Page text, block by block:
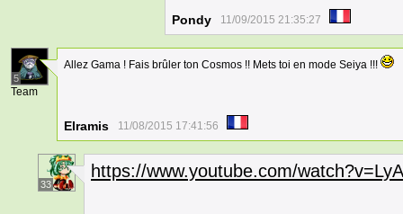
Pondy 11/09/2015 21:35:27
5
Team
Allez Gama ! Fais brûler ton Cosmos !! Mets toi en mode Seiya !!!
Elramis 11/08/2015 17:41:56
33
https://www.youtube.com/